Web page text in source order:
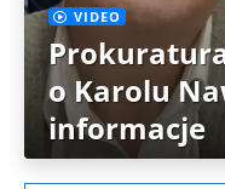
VIDEO
o Karolu
informacje